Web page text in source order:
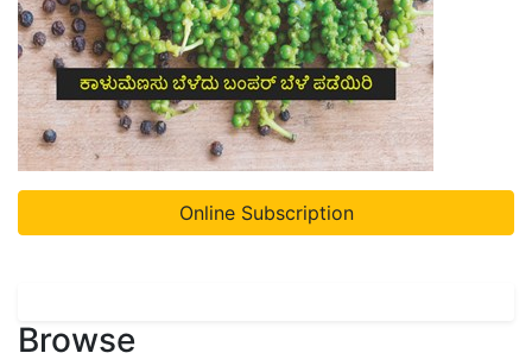
Online Subscription
Browse